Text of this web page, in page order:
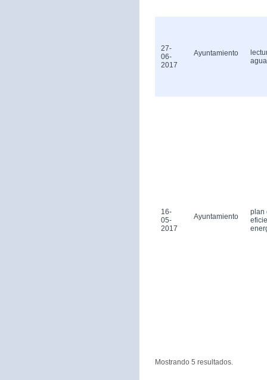
27-
06-
2017
Ayuntamiento
16-
05-
2017
Ayuntamiento
plan
Mostrando 5 resultados.